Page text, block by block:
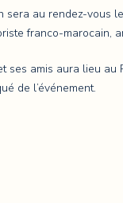
au rendez-vous
franco-marocain,
ses amis aura lieu
de l’événement.